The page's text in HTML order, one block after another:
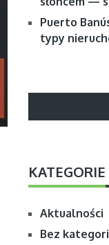
Puerto
typy
KATEGORIE
Aktualności
Bez